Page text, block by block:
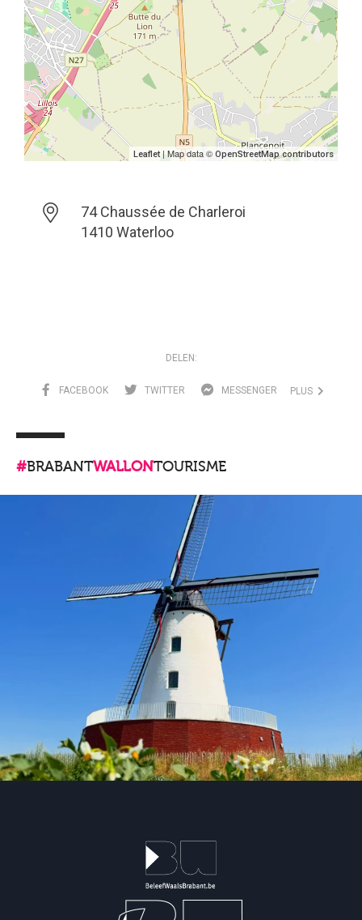
Leaflet | Map data © OpenStreetMap contributors
74 Chaussée de Charleroi
1410 Waterloo
DELEN:
FACEBOOK TWITTER MESSENGER PLUS
#BRABANTWALLONTOURISME